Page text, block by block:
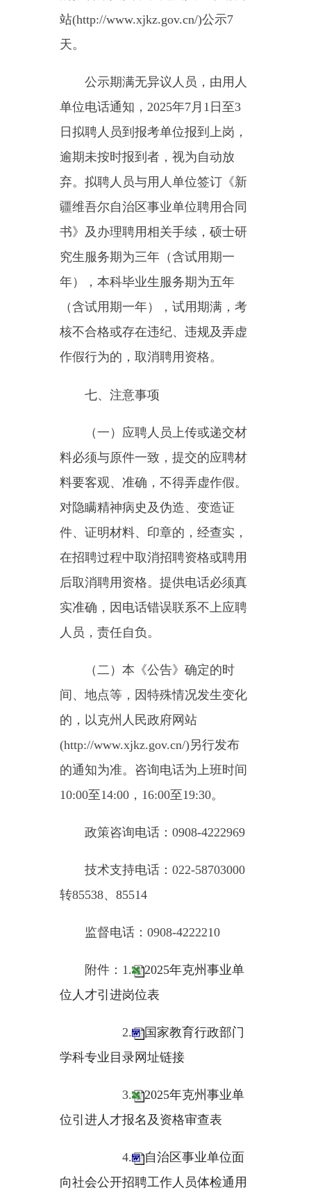
3.
2025年克州事业单
位引进人才报名及资格审查表
4.
自治区事业单位面
向社会公开招聘工作人员体检通用
5.
2025年克州事业单
位引进人才考察表
克州人
力资源和社会保障局
主办：新疆乌恰县人民政府办公室
承办：新疆乌恰县政务服务
政府网站标识码：6530240001新公网安备65302402000101号
地 址：新疆克州乌恰县光明路1号联系电话：0908-4621030